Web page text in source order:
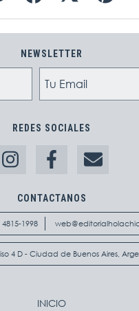
NEWSLETTER
REDES SOCIALES
CONTACTANOS
1998
4 D - Ciudad de Buenos Aires,
INICIO